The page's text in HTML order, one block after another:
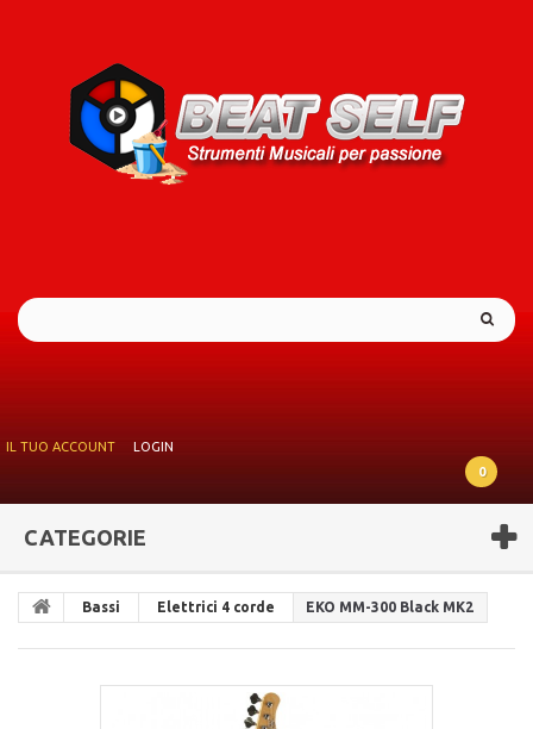
IL TUO ACCOUNT
LOGIN
0
CATEGORIE
Bassi Elettrici 4 corde EKO MM-300 Black MK2